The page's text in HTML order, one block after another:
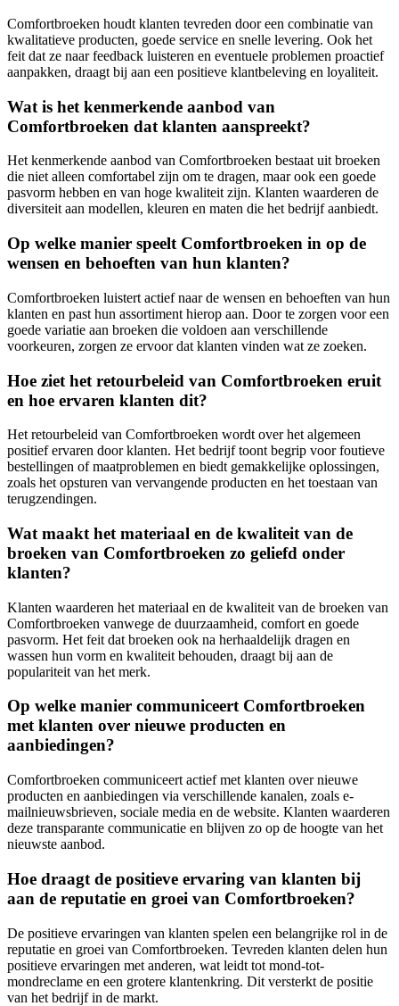
Comfortbroeken houdt klanten tevreden door een combinatie van
kwalitatieve producten, goede service en snelle levering. Ook het
feit dat ze naar feedback luisteren en eventuele problemen proactief
aanpakken, draagt bij aan een positieve klantbeleving en loyaliteit.
Wat is het kenmerkende aanbod van
Comfortbroeken dat klanten aanspreekt?
Het kenmerkende aanbod van Comfortbroeken bestaat uit broeken
die niet alleen comfortabel zijn om te dragen, maar ook een goede
pasvorm hebben en van hoge kwaliteit zijn. Klanten waarderen de
diversiteit aan modellen, kleuren en maten die het bedrijf aanbiedt.
Op welke manier speelt Comfortbroeken in op de
wensen en behoeften van hun klanten?
Comfortbroeken luistert actief naar de wensen en behoeften van hun
klanten en past hun assortiment hierop aan. Door te zorgen voor een
goede variatie aan broeken die voldoen aan verschillende
voorkeuren, zorgen ze ervoor dat klanten vinden wat ze zoeken.
Hoe ziet het retourbeleid van Comfortbroeken eruit
en hoe ervaren klanten dit?
Het retourbeleid van Comfortbroeken wordt over het algemeen
positief ervaren door klanten. Het bedrijf toont begrip voor foutieve
bestellingen of maatproblemen en biedt gemakkelijke oplossingen,
zoals het opsturen van vervangende producten en het toestaan van
terugzendingen.
Wat maakt het materiaal en de kwaliteit van de
broeken van Comfortbroeken zo geliefd onder
klanten?
Klanten waarderen het materiaal en de kwaliteit van de broeken van
Comfortbroeken vanwege de duurzaamheid, comfort en goede
pasvorm. Het feit dat broeken ook na herhaaldelijk dragen en
wassen hun vorm en kwaliteit behouden, draagt bij aan de
populariteit van het merk.
Op welke manier communiceert Comfortbroeken
met klanten over nieuwe producten en
aanbiedingen?
Comfortbroeken communiceert actief met klanten over nieuwe
producten en aanbiedingen via verschillende kanalen, zoals e-
mailnieuwsbrieven, sociale media en de website. Klanten waarderen
deze transparante communicatie en blijven zo op de hoogte van het
nieuwste aanbod.
Hoe draagt de positieve ervaring van klanten bij
aan de reputatie en groei van Comfortbroeken?
De positieve ervaringen van klanten spelen een belangrijke rol in de
reputatie en groei van Comfortbroeken. Tevreden klanten delen hun
positieve ervaringen met anderen, wat leidt tot mond-tot-
mondreclame en een grotere klantenkring. Dit versterkt de positie
van het bedrijf in de markt.